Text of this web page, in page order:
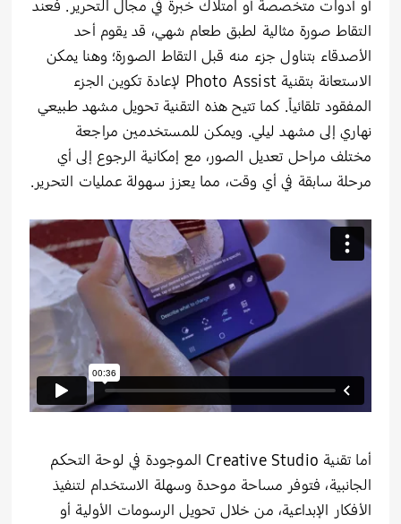
أو أدوات متخصصة أو امتلاك خبرة في مجال التحرير. فعند
التقاط صورة مثالية لطبق طعام شهي، قد يقوم أحد
الأصدقاء بتناول جزء منه قبل التقاط الصورة؛ وهنا يمكن
الاستعانة بتقنية Photo Assist لإعادة تكوين الجزء
المفقود تلقائياً. كما تتيح هذه التقنية تحويل مشهد طبيعي
نهاري إلى مشهد ليلي. ويمكن للمستخدمين مراجعة
مختلف مراحل تعديل الصور، مع إمكانية الرجوع إلى أي
مرحلة سابقة في أي وقت، مما يعزز سهولة عمليات التحرير.
أما تقنية Creative Studio الموجودة في لوحة التحكم
الجانبية، فتوفر مساحة موحدة وسهلة الاستخدام لتنفيذ
الأفكار الإبداعية، من خلال تحويل الرسومات الأولية أو